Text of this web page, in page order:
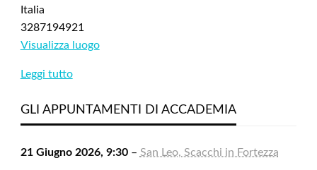
Italia
3287194921
Visualizza luogo
Leggi tutto
GLI APPUNTAMENTI DI ACCADEMIA
21 Giugno 2026, 9:30– San Leo, Scacchi in Fortezza